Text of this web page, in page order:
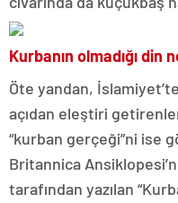
Kurbanın olmadığı din
Öte yandan,
açıdan eleştiri
“kurban gerçeği”ni ise
Britannica
tarafından yazılan